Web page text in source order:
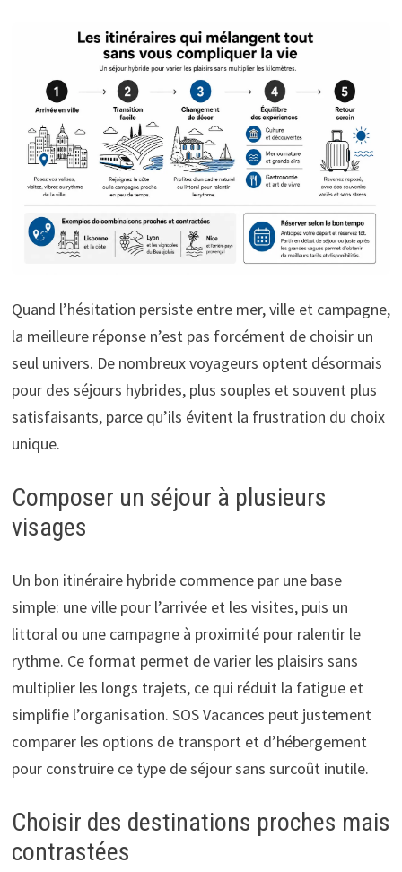
Quand l’hésitation persiste entre mer, ville et campagne,
la meilleure réponse n’est pas forcément de choisir un
seul univers. De nombreux voyageurs optent désormais
pour des séjours hybrides, plus souples et souvent plus
satisfaisants, parce qu’ils évitent la frustration du choix
unique.
Composer un séjour à plusieurs
visages
Un bon itinéraire hybride commence par une base
simple: une ville pour l’arrivée et les visites, puis un
littoral ou une campagne à proximité pour ralentir le
rythme. Ce format permet de varier les plaisirs sans
multiplier les longs trajets, ce qui réduit la fatigue et
simplifie l’organisation. SOS Vacances peut justement
comparer les options de transport et d’hébergement
pour construire ce type de séjour sans surcoût inutile.
Choisir des destinations proches mais
contrastées